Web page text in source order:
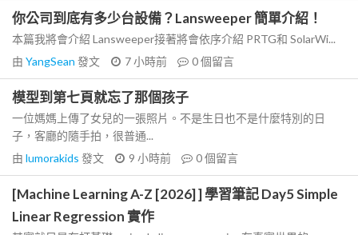
你公司到底有多少台設備？Lansweeper 簡單介紹！
本篇我將會介紹 Lansweeper接著將會依序介紹 PRTG和 SolarWi...
由 YangSean 發文 7 小時前 0個留言
模型到第七頁就忘了那個孩子
一位媽媽上傳了女兒的一張照片。不是生日也不是什麼特別的日
子，客廳的隨手拍，很普通...
由 lumorakids 發文 9 小時前 0個留言
[Machine Learning A-Z [2026] ] 學習筆記 Day5 Simple
Linear Regression 實作